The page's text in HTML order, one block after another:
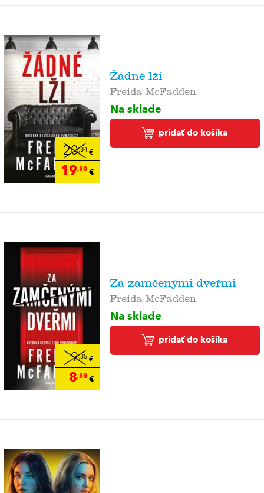
20,84€
19,80€
Žádné lži
Freida McFadden
Na sklade
pridať do košíka
9,35€
8,88€
Za zamčenými dveřmi
Freida McFadden
Na sklade
pridať do košíka